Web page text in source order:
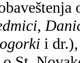
,
i